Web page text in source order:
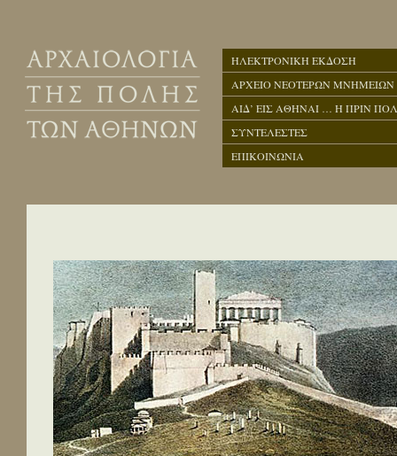
ΗΛΕΚΤΡΟΝΙΚΗ ΕΚΔΟΣΗ
ΑΡΧΕΙΟ ΝΕΟΤΕΡΩΝ ΜΝΗΜΕΙΩΝ
ΑΙΔ’ ΕΙΣ ΑΘΗΝΑΙ … Η ΠΡΙΝ
ΣΥΝΤΕΛΕΣΤΕΣ
ΕΠΙΚΟΙΝΩΝΙΑ